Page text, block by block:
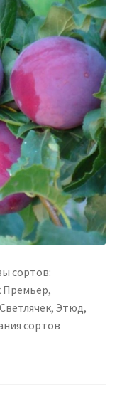
сортов:
Премьер,
Этюд,
сортов